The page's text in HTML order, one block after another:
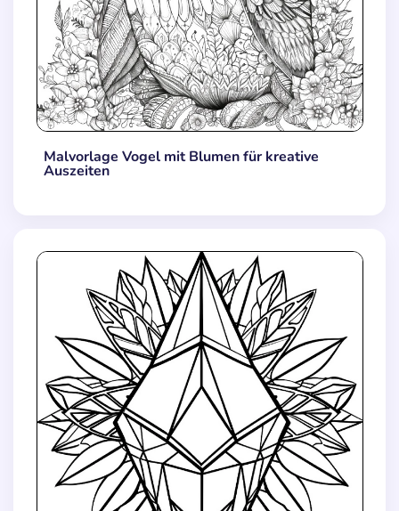
Malvorlage Vogel mit Blumen für kreative
Auszeiten